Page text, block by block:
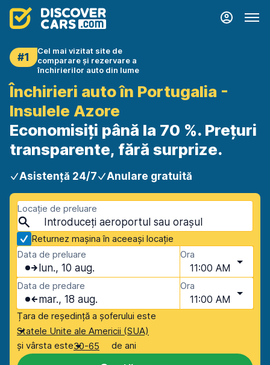
#1
Cel mai vizitat site de
comparare și rezervare a
închirierilor auto din lume
Închirieri auto în Portugalia -
Insulele Azore
Economisiți până la 70 %. Prețuri
transparente, fără surprize.
Asistență 24/7 Anulare gratuită
Locație de preluare
Returnez mașina în aceeași locație
Data de preluare
lun., 10 aug.
Ora
11:00 AM
Data de predare
mar., 18 aug.
Ora
11:00 AM
Țara de reședință a șoferului este
Statele Unite ale Americii (SUA)
și vârsta este30-65 de ani